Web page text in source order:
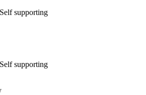
supporting
supporting